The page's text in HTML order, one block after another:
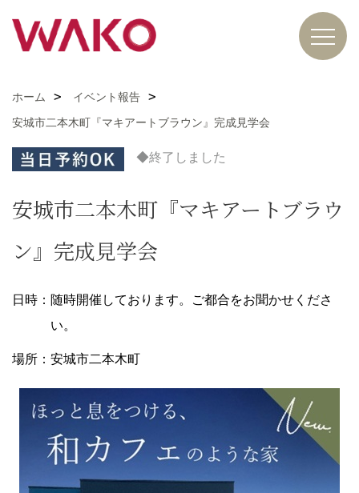
ホーム
イベント報告
安城市二本木町『マキアートブラウン』完成見学会
◆終了しました
安城市二本木町『マキアートブラウ
ン』完成見学会
日時：随時開催しております。ご都合をお聞かせくださ
い。
場所：安城市二本木町